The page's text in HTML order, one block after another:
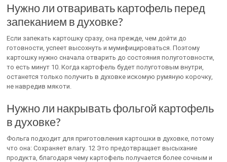
Нужно ли отваривать картофель перед
запеканием в духовке?
Если запекать картошку сразу, она прежде, чем дойти до
готовности, успеет высохнуть и мумифицироваться. Поэтому
картошку нужно сначала отварить до состояния полуготовности,
то есть минут 10. Когда картофель будет полуготовым внутри,
останется только получить в духовке искомую румяную корочку,
не навредив мякоти.
Нужно ли накрывать фольгой картофель
в духовке?
Фольга подходит для приготовления картошки в духовке, потому
что она: Сохраняет влагу. 12 Это предотвращает высыхание
продукта, благодаря чему картофель получается более сочным и